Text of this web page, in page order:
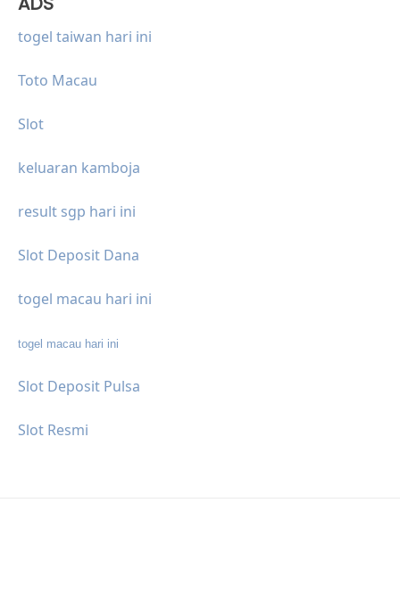
togel taiwan hari ini
Toto Macau
Slot
keluaran kamboja
result sgp hari ini
Slot Deposit Dana
togel macau hari ini
togel macau hari ini
Slot Deposit Pulsa
Slot Resmi